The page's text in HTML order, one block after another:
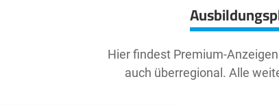
Hier findest Premium-
auch überregional. Alle